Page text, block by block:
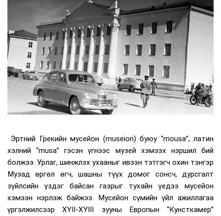
Эртний Грекийн мусейон (museion) буюу “mousa”, латин
хэлний “musa” гэсэн үгнээс музей хэмээх нэршил бий
болжээ. Урлаг, шинжлэх ухааныг ивээн тэтгэгч охин тэнгэр
Музад өргөл өгч, шашны түүх домог сонсч, дурсгалт
зүйлсийн үздэг байсан газрыг тухайн үедээ мусейон
хэмээн нэрлэж байжээ. Мусейон сүмийн үйл ажиллагаа
үргэлжилсээр XYII-XYIII зууны Европын “Кунсткамер”